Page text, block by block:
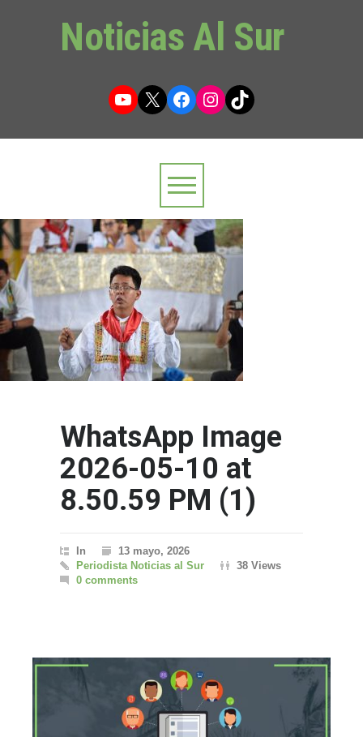
Noticias Al Sur
YouTube
X Facebook
Instagram
TikTok
WhatsApp Image
2026-05-10 at
8.50.59 PM (1)
In
13 mayo, 2026
Periodista Noticias al Sur
38 Views
0 comments